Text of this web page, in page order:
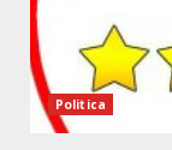
Politica